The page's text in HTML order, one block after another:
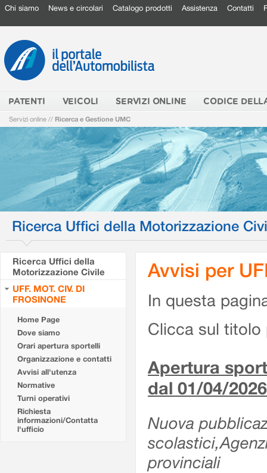
Chi siamo News e circolari Catalogo prodotti Assistenza Contatti
PATENTI VEICOLI SERVIZI ONLINE CODICE
Servizi online // Ricerca e Gestione UMC
Ricerca Uffici della Motorizzazione
Ricerca Uffici della
Motorizzazione Civile
UFF. MOT. CIV. DI
FROSINONE
Home Page
Dove siamo
Orari apertura sportelli
Organizzazione e contatti
Avvisi all'utenza
Normative
Turni operativi
Richiesta
informazioni/Contatta
l'ufficio
Avvisi per
In questa
Clicca sul titolo
Apertura
dal 01/04/2026
Nuova
provinciali